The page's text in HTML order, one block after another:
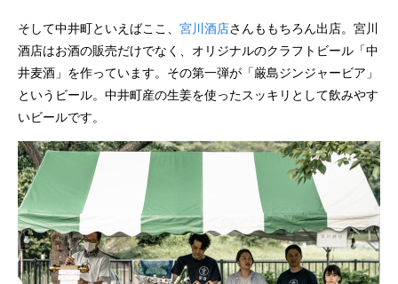
そして中井町といえばここ、 宮川酒店さんももちろん出店。宮川
酒店はお酒の販売だけでなく、オリジナルのクラフトビール「中
井麦酒」を作っています。その第一弾が「厳島ジンジャービア」
というビール。中井町産の生姜を使ったスッキリとして飲みやす
いビールです。